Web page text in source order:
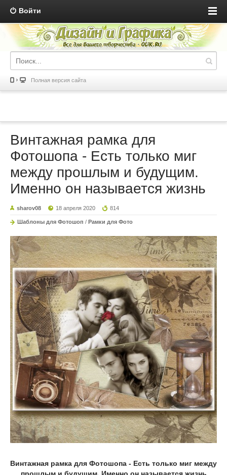
Войти
Полная версия сайта
Винтажная рамка для
Фотошопа - Есть только миг
между прошлым и будущим.
Именно он называется жизнь
sharov08 18 апреля 2020 814
Шаблоны для Фотошоп / Рамки для Фото
Винтажная рамка для Фотошопа - Есть только миг между